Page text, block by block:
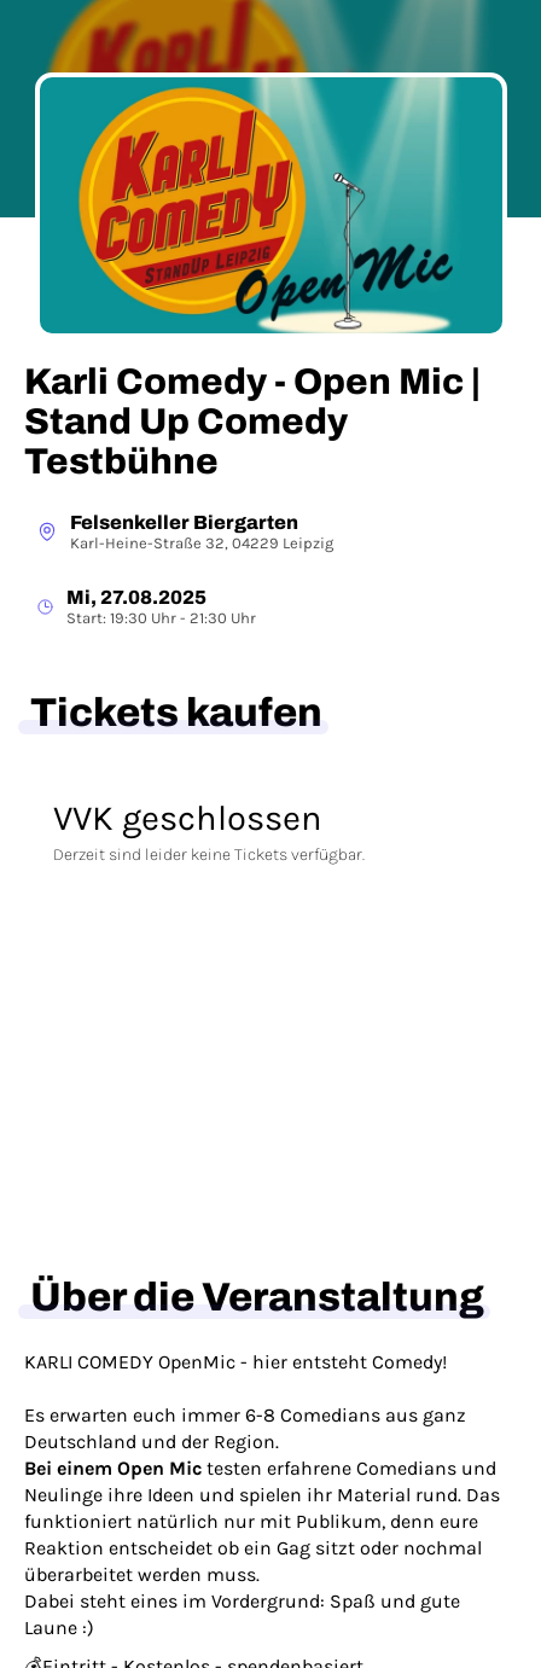
Karli Comedy - Open Mic |
Stand Up Comedy
Testbühne
Felsenkeller Biergarten
Karl-Heine-Straße 32, 04229 Leipzig
Mi, 27.08.2025
Start: 19:30 Uhr - 21:30 Uhr
Tickets kaufen
VVK geschlossen
Derzeit sind leider keine Tickets verfügbar.
Über die Veranstaltung
KARLI COMEDY OpenMic - hier entsteht Comedy!
Es erwarten euch immer 6-8 Comedians aus ganz
Deutschland und der Region.
Bei einem Open Mic testen erfahrene Comedians und
Neulinge ihre Ideen und spielen ihr Material rund. Das
funktioniert natürlich nur mit Publikum, denn eure
Reaktion entscheidet ob ein Gag sitzt oder nochmal
überarbeitet werden muss.
Dabei steht eines im Vordergrund: Spaß und gute
Laune :)